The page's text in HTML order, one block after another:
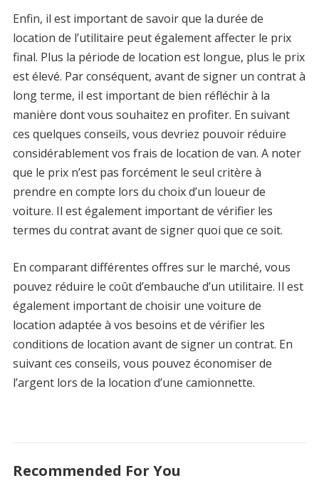
Enfin, il est important de savoir que la durée de
location de l’utilitaire peut également affecter le prix
final. Plus la période de location est longue, plus le prix
est élevé. Par conséquent, avant de signer un contrat à
long terme, il est important de bien réfléchir à la
manière dont vous souhaitez en profiter. En suivant
ces quelques conseils, vous devriez pouvoir réduire
considérablement vos frais de location de van. A noter
que le prix n’est pas forcément le seul critère à
prendre en compte lors du choix d’un loueur de
voiture. Il est également important de vérifier les
termes du contrat avant de signer quoi que ce soit.
En comparant différentes offres sur le marché, vous
pouvez réduire le coût d’embauche d’un utilitaire. Il est
également important de choisir une voiture de
location adaptée à vos besoins et de vérifier les
conditions de location avant de signer un contrat. En
suivant ces conseils, vous pouvez économiser de
l’argent lors de la location d’une camionnette.
Recommended For You